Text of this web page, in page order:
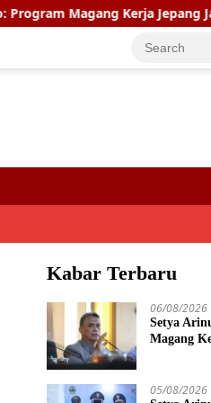
Kerja Jepang Jadi
Kabar Terbaru
06/08/2026
Setya
Magang
05/08/2026